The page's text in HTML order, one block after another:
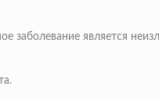
заболевание является